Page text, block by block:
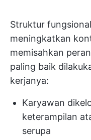
Struktur
meningkatkan
memisahkan
paling baik
kerjanya:
Karyawan
keterampilan
serupa